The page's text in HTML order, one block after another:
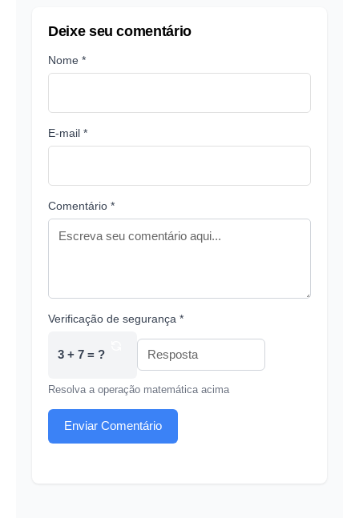
Deixe seu comentário
Nome *
E-mail *
Comentário *
Verificação de segurança *
3 + 7 = ?
Resolva a operação matemática acima
Enviar Comentário